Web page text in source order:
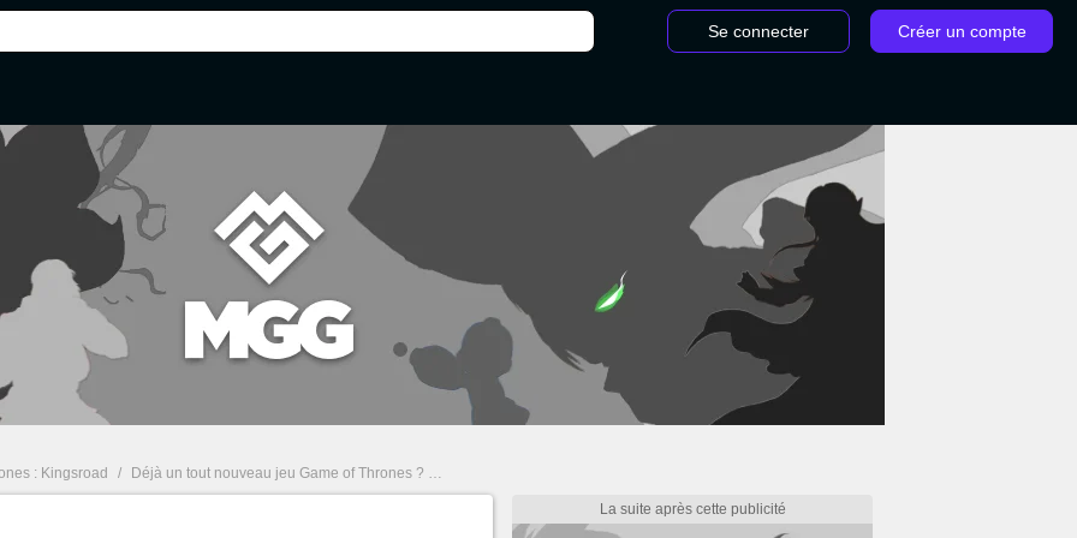
Se connecter Créer un compte
: Kingsroad / Déjà un tout nouveau jeu Game of Thrones ? C'est l'une des surprises du Summer Game Fest 2025